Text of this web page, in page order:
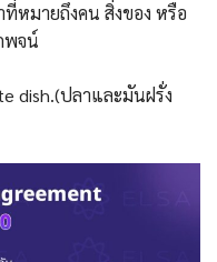
ที่หมายถึงคน สิ่งของ หรือ
พจน์
dish.(ปลาและมันฝรั่ง